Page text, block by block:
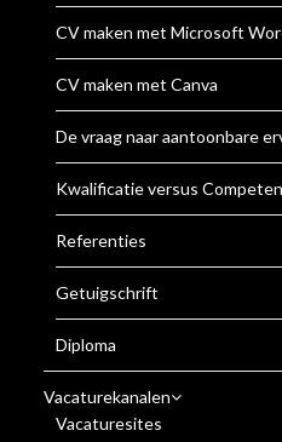
CV maken met Microsoft
CV maken met Canva
De vraag naar aantoonbare
Kwalificatie versus
Referenties
Getuigschrift
Diploma
Vacaturekanalen
Vacaturesites